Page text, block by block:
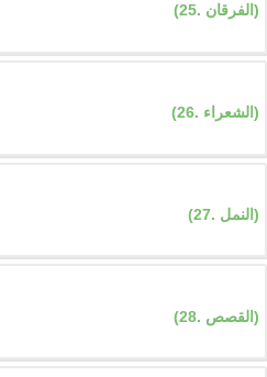
(25. الفرقان)
(26. الشعراء)
(27. النمل)
(28. القصص)